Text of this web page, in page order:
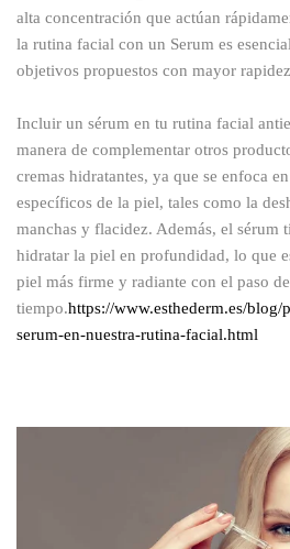
alta concentración que actúan
la rutina facial con un Serum es
objetivos propuestos con mayor
Incluir un sérum en tu rutina facial
manera de complementar otros
cremas hidratantes, ya que se enfoca
específicos de la piel, tales como la
manchas y flacidez. Además, el sérum
hidratar la piel en profundidad, lo que
piel más firme y radiante con el paso
tiempo.https://www.esthederm.es/
serum-en-nuestra-rutina-facial.html